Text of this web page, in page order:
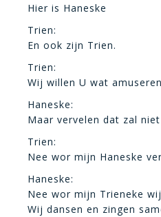
Hier is Haneske
Trien:
En ook zijn Trien.
Trien:
Wij willen U wat amuseren
Haneske:
Maar vervelen dat zal
Trien:
Nee wor mijn Haneske
Haneske:
Nee wor mijn Trieneke
Wij dansen en zingen